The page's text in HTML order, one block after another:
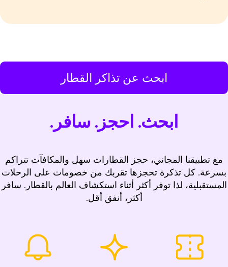
ابحث عن تذاكر القطار
ابحث. احجز. سافر.
مع تطبيقنا المجاني، حجز القطارات سهل والمكافآت تتراكم
بسرعة. كل تذكرة تحجزها تقربك من خصومات على الرحلات
المستقبلية، لذا توفر أكثر أثناء استكشاف العالم بالقطار. سافر
أكثر، أنفق أقل.